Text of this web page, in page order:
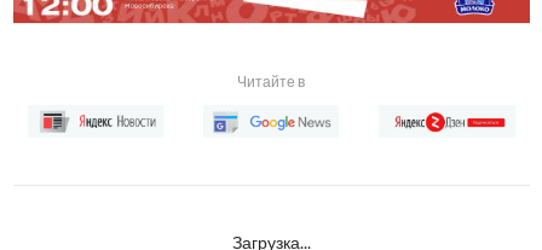
Читайте в
Загрузка...